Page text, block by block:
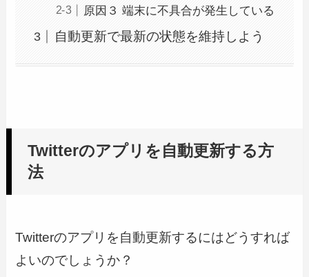
原因３ 端末に不具合が発生している
自動更新で最新の状態を維持しよう
Twitterのアプリを自動更新する方
法
Twitterのアプリを自動更新するにはどうすれば
よいのでしょうか？